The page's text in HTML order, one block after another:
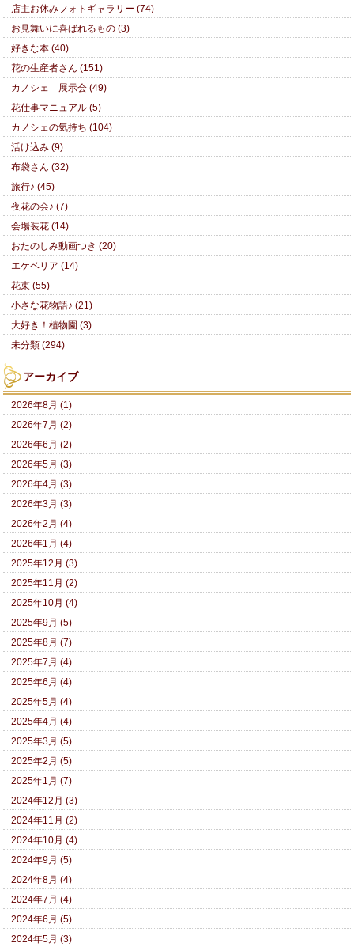
店主お休みフォトギャラリー (74)
お見舞いに喜ばれるもの (3)
好きな本 (40)
花の生産者さん (151)
カノシェ 展示会 (49)
花仕事マニュアル (5)
カノシェの気持ち (104)
活け込み (9)
布袋さん (32)
旅行♪ (45)
夜花の会♪ (7)
会場装花 (14)
おたのしみ動画つき (20)
エケベリア (14)
花束 (55)
小さな花物語♪ (21)
大好き！植物園 (3)
未分類 (294)
アーカイブ
2026年8月 (1)
2026年7月 (2)
2026年6月 (2)
2026年5月 (3)
2026年4月 (3)
2026年3月 (3)
2026年2月 (4)
2026年1月 (4)
2025年12月 (3)
2025年11月 (2)
2025年10月 (4)
2025年9月 (5)
2025年8月 (7)
2025年7月 (4)
2025年6月 (4)
2025年5月 (4)
2025年4月 (4)
2025年3月 (5)
2025年2月 (5)
2025年1月 (7)
2024年12月 (3)
2024年11月 (2)
2024年10月 (4)
2024年9月 (5)
2024年8月 (4)
2024年7月 (4)
2024年6月 (5)
2024年5月 (3)